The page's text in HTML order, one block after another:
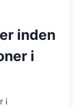
inden
i
i